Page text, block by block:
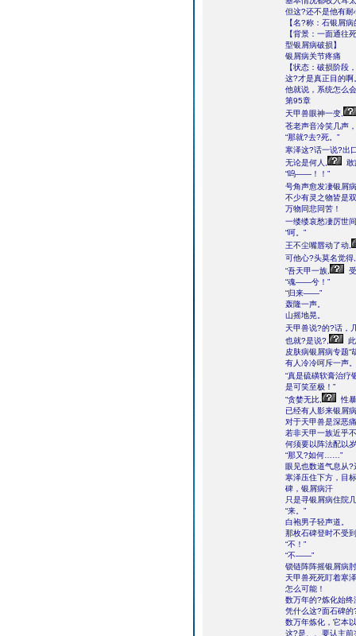
但这?还不是他有
【名?称：石银屑
【背景：一面通往
型银屑病破损】
银屑病关节疼痛
【状态：破损阶段
这?才是真正目的啊
他就说，系统怎么
第95章
天甲兽眼神一变,
苍老声音冷笑几声
“那就?去?死。”
寒泽这?话一说?出
无论是何人,
敢
“呜――！！”
号角声愈发凄银屑
不少有灵之物皆是
万物同悲同苦！
一缕缕哀愁凄厉世
“呵。”
王不尘嘴唇动了动,
可他心?头莫名觉得,
“吾天甲一族,
“魂――兮！”
“归来――”
轰隆一声。
山摇地晃。
天甲兽说?的?话，
也就?是说?,
皮肤病银屑病专题“
有人冷冷呵斥一声。
“真是硫磺软膏治疗
是可笑至极！”
“贪婪无比,
性
已经有人影来银屑
对于天甲兽是深恶
若非天甲一族近乎
何须要以阵法配以
“那又?如何……”
眼见也数道气息从?
寒泽压住下方，目
碑，银屑病汗
只是寻银屑病住院
“来。”
白袍男子轻声道。
那枚石碑登时不受
“不！”
“不――”
锁链阵阵摇银屑病
天甲兽死死盯着寒
怎么可能！
数万年的?炼化始
凭什么这?面石碑
数万年炼化，它本
这?是、、要认主前